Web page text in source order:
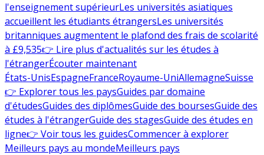
l'enseignement supérieurLes universités asiatiques
accueillent les étudiants étrangersLes universités
britanniques augmentent le plafond des frais de scolarité
à £9,535👉 Lire plus d'actualités sur les études à
l'étrangerÉcouter maintenant
États-UnisEspagneFranceRoyaume-UniAllemagneSuisse
👉 Explorer tous les paysGuides par domaine
d'étudesGuides des diplômesGuide des boursesGuide des
études à l'étrangerGuide des stagesGuide des études en
ligne👉 Voir tous les guidesCommencer à explorer
Meilleurs pays au mondeMeilleurs pays